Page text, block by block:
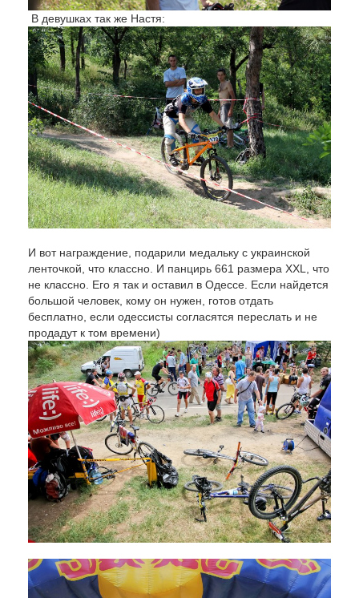
В девушках так же Настя:
И вот награждение, подарили медальку с украинской
ленточкой, что классно. И панцирь 661 размера XXL, что
не классно. Его я так и оставил в Одессе. Если найдется
большой человек, кому он нужен, готов отдать
бесплатно, если одессисты согласятся переслать и не
продадут к том времени)